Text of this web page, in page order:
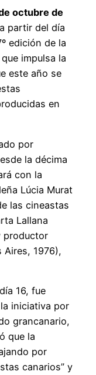
octubre de
partir del día
edición de la
impulsa la
este año se
en
por
la décima
con la
Lúcia Murat
las cineastas
Lallana
productor
Aires, 1976),
16, fue
iniciativa por
grancanario,
que la
por
canarios” y